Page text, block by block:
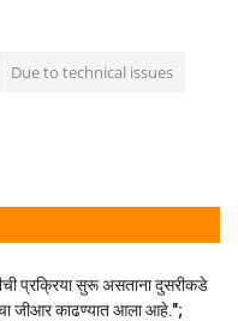
Due to technical issues
प्रक्रिया सुरू असताना दुसरीकडे
जीआर काढण्यात आला आहे.";